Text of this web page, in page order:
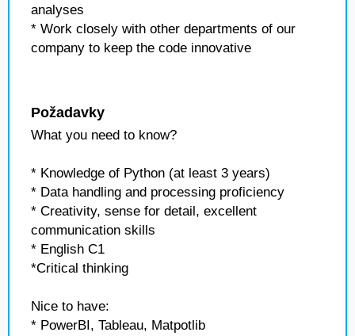
analyses
* Work closely with other departments of our
company to keep the code innovative
Požadavky
What you need to know?
* Knowledge of Python (at least 3 years)
* Data handling and processing proficiency
* Creativity, sense for detail, excellent
communication skills
* English C1
*Critical thinking
Nice to have:
* PowerBI, Tableau, Matpotlib